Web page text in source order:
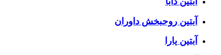
آبتین روحبخش داوران
آبتین یارا